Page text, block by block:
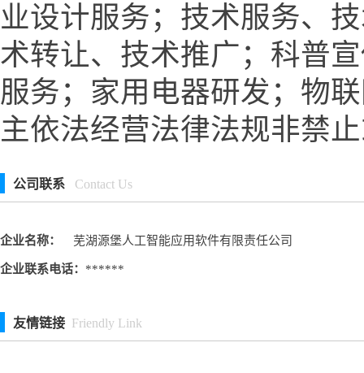
业设计服务；技术服务、
术转让、技术推广；科普
服务；家用电器研发；物
主依法经营法律法规非禁
公司联系 Contact Us
企业名称： 芜湖源堡人工智能应用软件有限责任公司
企业联系电话： ******
友情链接 Friendly Link